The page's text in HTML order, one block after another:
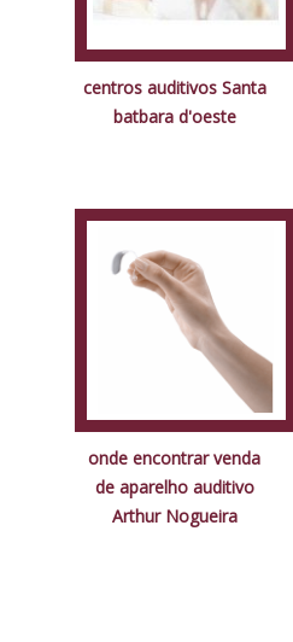
centros auditivos Santa
batbara d'oeste
onde encontrar venda
de aparelho auditivo
Arthur Nogueira